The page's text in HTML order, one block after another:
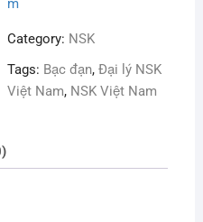
m
Category: NSK
Tags: Bạc đạn,Đại lý NSK
Việt Nam, NSK Việt Nam